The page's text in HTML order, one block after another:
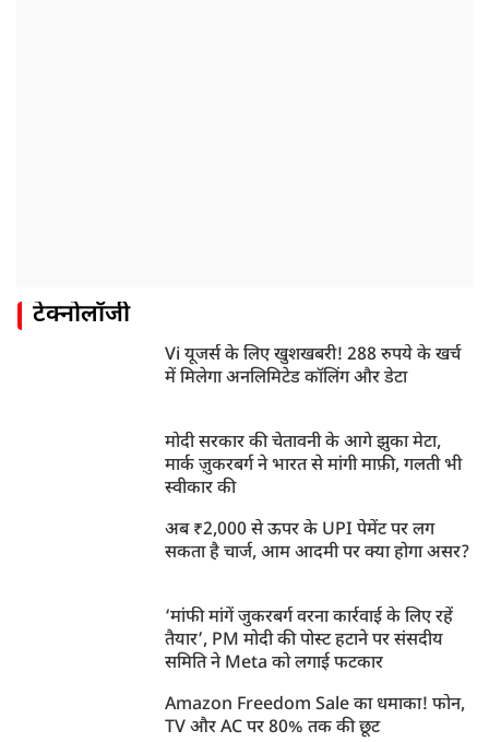
टेक्नोलॉजी
Vi यूजर्स के लिए खुशखबरी! 288 रुपये के खर्च
में मिलेगा अनलिमिटेड कॉलिंग और डेटा
मोदी सरकार की चेतावनी के आगे झुका मेटा,
मार्क ज़ुकरबर्ग ने भारत से मांगी माफ़ी, गलती भी
स्वीकार की
अब ₹2,000 से ऊपर के UPI पेमेंट पर लग
सकता है चार्ज, आम आदमी पर क्या होगा असर?
‘मांफी मांगें जुकरबर्ग वरना कार्रवाई के लिए रहें
तैयार’, PM मोदी की पोस्ट हटाने पर संसदीय
समिति ने Meta को लगाई फटकार
Amazon Freedom Sale का धमाका! फोन,
TV और AC पर 80% तक की छूट